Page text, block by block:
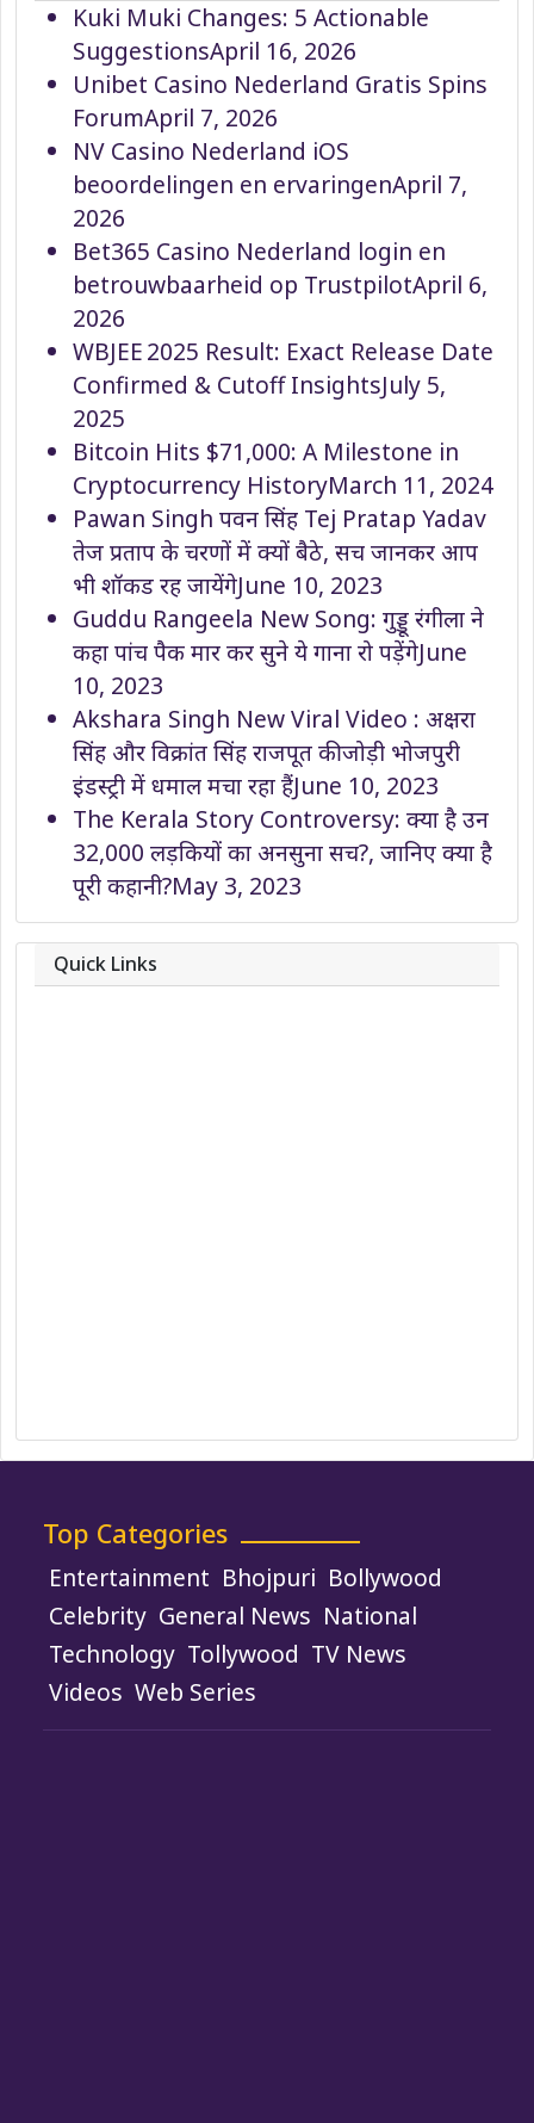
Kuki Muki Changes: 5 Actionable
SuggestionsApril 16, 2026
Unibet Casino Nederland Gratis Spins
ForumApril 7, 2026
NV Casino Nederland iOS
beoordelingen en ervaringenApril 7,
2026
Bet365 Casino Nederland login en
betrouwbaarheid op TrustpilotApril 6,
2026
WBJEE 2025 Result: Exact Release Date
Confirmed & Cutoff InsightsJuly 5,
2025
Bitcoin Hits $71,000: A Milestone in
Cryptocurrency HistoryMarch 11, 2024
Pawan Singh पवन सिंह Tej Pratap Yadav
तेज प्रताप के चरणों में क्यों बैठे, सच जानकर आप
भी शॉकड रह जायेंगेJune 10, 2023
Guddu Rangeela New Song: गुड्डू रंगीला ने
कहा पांच पैक मार कर सुने ये गाना रो पड़ेंगेJune
10, 2023
Akshara Singh New Viral Video : अक्षरा
सिंह और विक्रांत सिंह राजपूत की जोड़ी भोजपुरी
इंडस्ट्री में धमाल मचा रहा हैंJune 10, 2023
The Kerala Story Controversy: क्या है उन
32,000 लड़कियों का अनसुना सच?, जानिए क्या है
पूरी कहानी?May 3, 2023
Quick Links
Top Categories
Entertainment Bhojpuri Bollywood
Celebrity General News National
Technology Tollywood TV News
Videos Web Series